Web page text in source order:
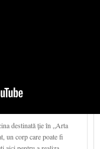
destinată ţie în „Arta
un corp care poate fi